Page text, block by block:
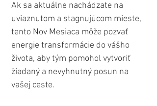
Ak sa aktuálne nachádzate na
uviaznutom a stagnujúcom mieste,
tento Nov Mesiaca môže pozvať
energie transformácie do vášho
života, aby tým pomohol vytvoriť
žiadaný a nevyhnutný posun na
vašej ceste.